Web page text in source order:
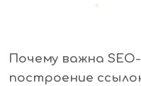
Почему важна
построение